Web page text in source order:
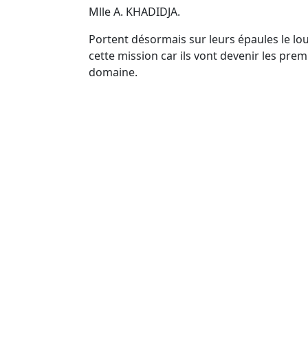
Mlle A. KHADIDJA.
Portent désormais sur leurs épaules le
cette mission car ils vont devenir les
domaine.